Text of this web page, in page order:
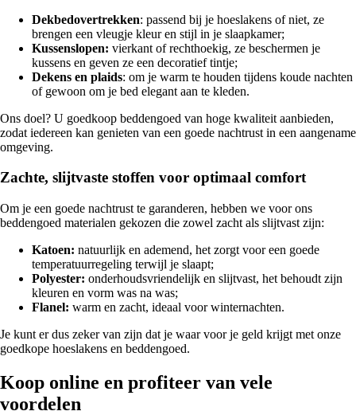
Dekbedovertrekken: passend bij je hoeslakens of niet, ze
brengen een vleugje kleur en stijl in je slaapkamer;
Kussenslopen: vierkant of rechthoekig, ze beschermen je
kussens en geven ze een decoratief tintje;
Dekens en plaids: om je warm te houden tijdens koude nachten
of gewoon om je bed elegant aan te kleden.
Ons doel? U goedkoop beddengoed van hoge kwaliteit aanbieden,
zodat iedereen kan genieten van een goede nachtrust in een aangename
omgeving.
Zachte, slijtvaste stoffen voor optimaal comfort
Om je een goede nachtrust te garanderen, hebben we voor ons
beddengoed materialen gekozen die zowel zacht als slijtvast zijn:
Katoen: natuurlijk en ademend, het zorgt voor een goede
temperatuurregeling terwijl je slaapt;
Polyester: onderhoudsvriendelijk en slijtvast, het behoudt zijn
kleuren en vorm was na was;
Flanel: warm en zacht, ideaal voor winternachten.
Je kunt er dus zeker van zijn dat je waar voor je geld krijgt met onze
goedkope hoeslakens en beddengoed.
Koop online en profiteer van vele
voordelen